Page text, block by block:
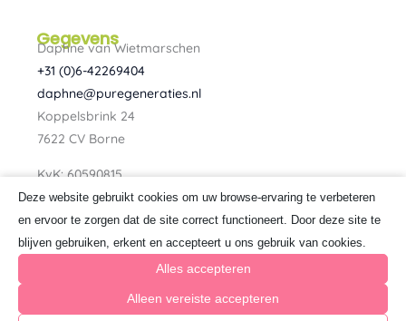
Gegevens
Daphne van Wietmarschen
+31 (0)6-42269404
daphne@puregeneraties.nl
Koppelsbrink 24
7622 CV Borne
KvK: 60590815
BTW: NL080734303B01
F
c
o
I
s
r
Deze website gebruikt cookies om uw browse-ervaring te verbeteren
en ervoor te zorgen dat de site correct functioneert. Door deze site te
blijven gebruiken, erkent en accepteert u ons gebruik van cookies.
Alles accepteren
Alleen vereiste accepteren